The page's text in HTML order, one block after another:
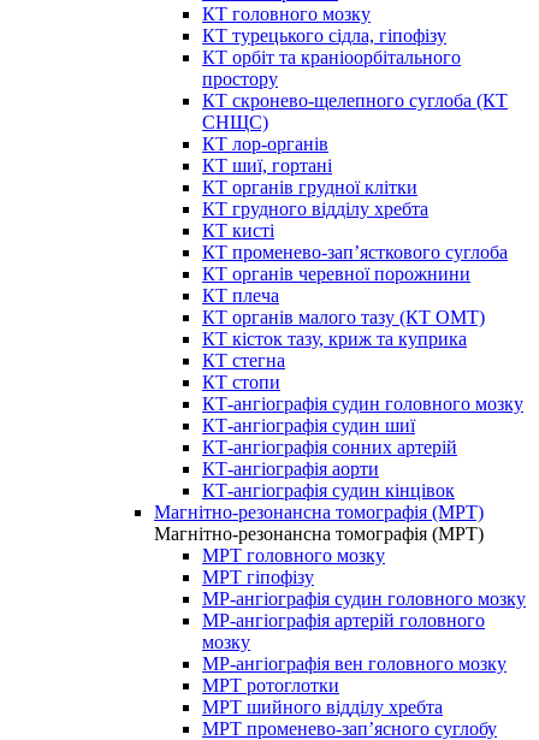
КТ головного мозку
КТ турецького сідла, гіпофізу
КТ орбіт та краніоорбітального
простору
КТ скронево-щелепного суглоба (КТ
СНЩС)
КТ лор-органів
КТ шиї, гортані
КТ органів грудної клітки
КТ грудного відділу хребта
КТ кисті
КТ променево-зап’ясткового суглоба
КТ органів черевної порожнини
КТ плеча
КТ органів малого тазу (КТ ОМТ)
КТ кісток тазу, криж та куприка
КТ стегна
КТ стопи
КТ-ангіографія судин головного мозку
КТ-ангіографія судин шиї
КТ-ангіографія сонних артерій
КТ-ангіографія аорти
КТ-ангіографія судин кінцівок
Магнітно-резонансна томографія (МРТ)
Магнітно-резонансна томографія (МРТ)
МРТ головного мозку
МРТ гіпофізу
МР-ангіографія судин головного мозку
МР-ангіографія артерій головного
мозку
МР-ангіографія вен головного мозку
МРТ ротоглотки
МРТ шийного відділу хребта
МРТ променево-зап’ясного суглобу